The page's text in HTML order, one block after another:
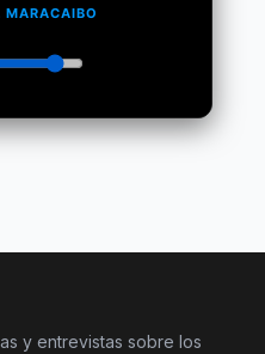
MARACAIBO
y entrevistas sobre los